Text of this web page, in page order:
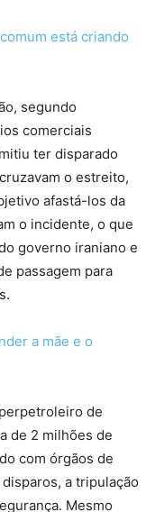
está criando
segundo
comerciais
ter disparado
o estreito,
afastá-los da
o incidente, o que
governo iraniano e
passagem para
a mãe e o
de
de 2 milhões de
com órgãos de
a tripulação
Mesmo